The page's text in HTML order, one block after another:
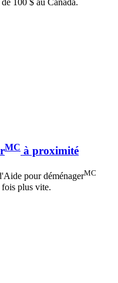
MC à proximité
pour déménagerMC
fois plus vite.